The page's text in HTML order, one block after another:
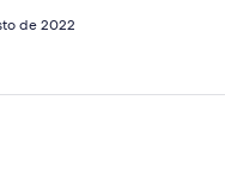
de 2022